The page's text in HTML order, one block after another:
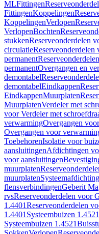
MLFittingen
FittingenKoppelingen
KoppelingenVerlopen
VerlopenBochten
stukkenReserveonderdelen
circulatie
permanent
permanentOvergangen en
demontabel
demontabelEindkappen
EindkappenMuurplaten
MuurplatenVerdeler met
voor Verdeler met
verwarmingOvergangen
Overgangen voor
ToebehorenIsolatie voor
aansluitingenAfdichtingen
voor aansluitingen
muurplaten
muurplaten
flensverbindingenGeberit
rvsReserveonderdelen voor
1.4401Reserveonderdelen
1.4401 Systeembuizen 1.4521
Systeembuizen 1.4521